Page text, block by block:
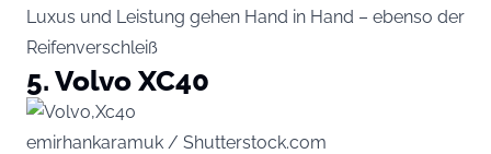
Luxus und Leistung gehen Hand in Hand – ebenso der
Reifenverschleiß
5. Volvo XC40
emirhankaramuk / Shutterstock.com